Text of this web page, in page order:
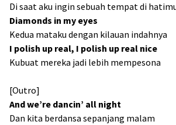
Di saat aku ingin sebuah tempat di
Diamonds in my eyes
Kedua mataku dengan kilauan indahnya
I polish up real, I polish up real nice
Kubuat mereka jadi lebih mempesona
[Outro]
And we’re dancin’ all night
Dan kita berdansa sepanjang malam